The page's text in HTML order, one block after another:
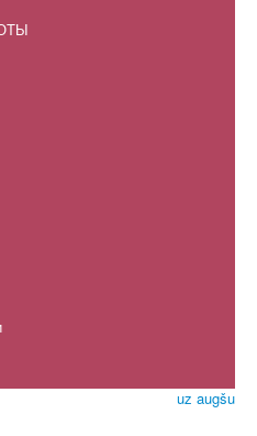
uz augšu